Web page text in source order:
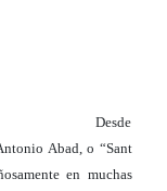
Desde
Abad, o “Sant
en muchas